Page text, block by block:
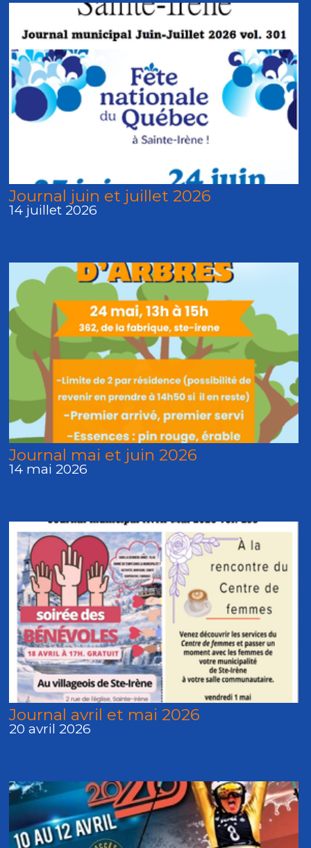
Journal juin et juillet 2026
14 juillet 2026
Journal mai et juin 2026
14 mai 2026
Journal avril et mai 2026
20 avril 2026